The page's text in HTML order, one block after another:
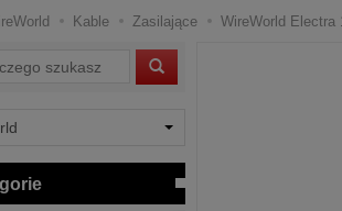
Kable Zasilające WireWorld Electra